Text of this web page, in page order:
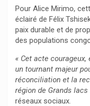
Pour Alice Mirimo,
éclairé de Félix
paix durable et de
des populations
« Cet acte courageux,
un tournant majeur
réconciliation et la
région de Grands lacs
réseaux sociaux.